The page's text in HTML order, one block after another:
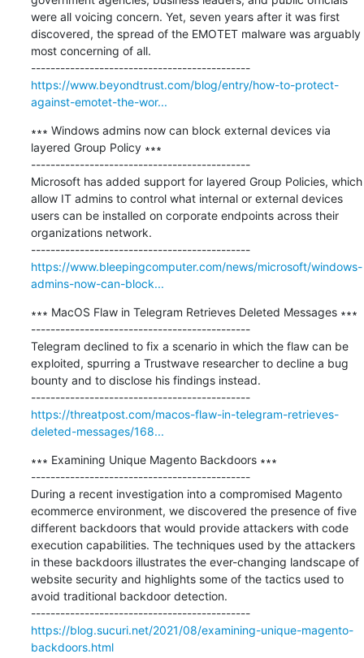
were all voicing concern. Yet, seven years after it was first
discovered, the spread of the EMOTET malware was arguably
most concerning of all.
---------------------------------------------
https://www.beyondtrust.com/blog/entry/how-to-protect-
against-emotet-the-wor...
∗∗∗ Windows admins now can block external devices via
layered Group Policy ∗∗∗
---------------------------------------------
Microsoft has added support for layered Group Policies, which
allow IT admins to control what internal or external devices
users can be installed on corporate endpoints across their
organizations network.
---------------------------------------------
https://www.bleepingcomputer.com/news/microsoft/windows-
admins-now-can-block...
∗∗∗ MacOS Flaw in Telegram Retrieves Deleted Messages ∗∗∗
---------------------------------------------
Telegram declined to fix a scenario in which the flaw can be
exploited, spurring a Trustwave researcher to decline a bug
bounty and to disclose his findings instead.
---------------------------------------------
https://threatpost.com/macos-flaw-in-telegram-retrieves-
deleted-messages/168...
∗∗∗ Examining Unique Magento Backdoors ∗∗∗
---------------------------------------------
During a recent investigation into a compromised Magento
ecommerce environment, we discovered the presence of five
different backdoors that would provide attackers with code
execution capabilities. The techniques used by the attackers
in these backdoors illustrates the ever-changing landscape of
website security and highlights some of the tactics used to
avoid traditional backdoor detection.
---------------------------------------------
https://blog.sucuri.net/2021/08/examining-unique-magento-
backdoors.html